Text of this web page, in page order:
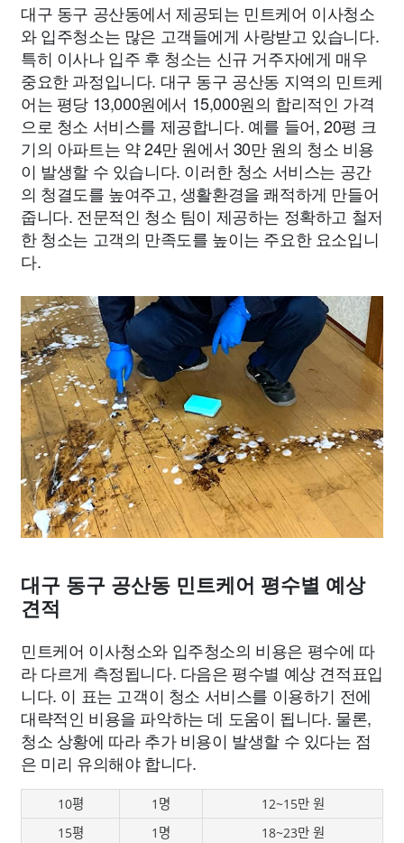
대구 동구 공산동에서 제공되는 민트케어 이사청소
와 입주청소는 많은 고객들에게 사랑받고 있습니다.
특히 이사나 입주 후 청소는 신규 거주자에게 매우
중요한 과정입니다. 대구 동구 공산동 지역의 민트케
어는 평당 13,000원에서 15,000원의 합리적인 가격
으로 청소 서비스를 제공합니다. 예를 들어, 20평 크
기의 아파트는 약 24만 원에서 30만 원의 청소 비용
이 발생할 수 있습니다. 이러한 청소 서비스는 공간
의 청결도를 높여주고, 생활환경을 쾌적하게 만들어
줍니다. 전문적인 청소 팀이 제공하는 정확하고 철저
한 청소는 고객의 만족도를 높이는 주요한 요소입니
다.
대구 동구 공산동 민트케어 평수별 예상
견적
민트케어 이사청소와 입주청소의 비용은 평수에 따
라 다르게 측정됩니다. 다음은 평수별 예상 견적표입
니다. 이 표는 고객이 청소 서비스를 이용하기 전에
대략적인 비용을 파악하는 데 도움이 됩니다. 물론,
청소 상황에 따라 추가 비용이 발생할 수 있다는 점
은 미리 유의해야 합니다.
10평 1명
12~15만 원
15평
1명 18~23만 원